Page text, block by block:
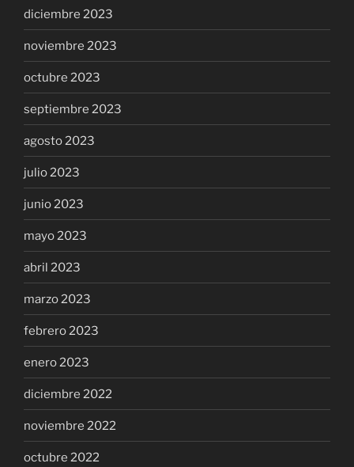
diciembre 2023
noviembre 2023
octubre 2023
septiembre 2023
agosto 2023
julio 2023
junio 2023
mayo 2023
abril 2023
marzo 2023
febrero 2023
enero 2023
diciembre 2022
noviembre 2022
octubre 2022